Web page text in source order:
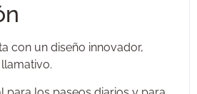
con un diseño innovador,